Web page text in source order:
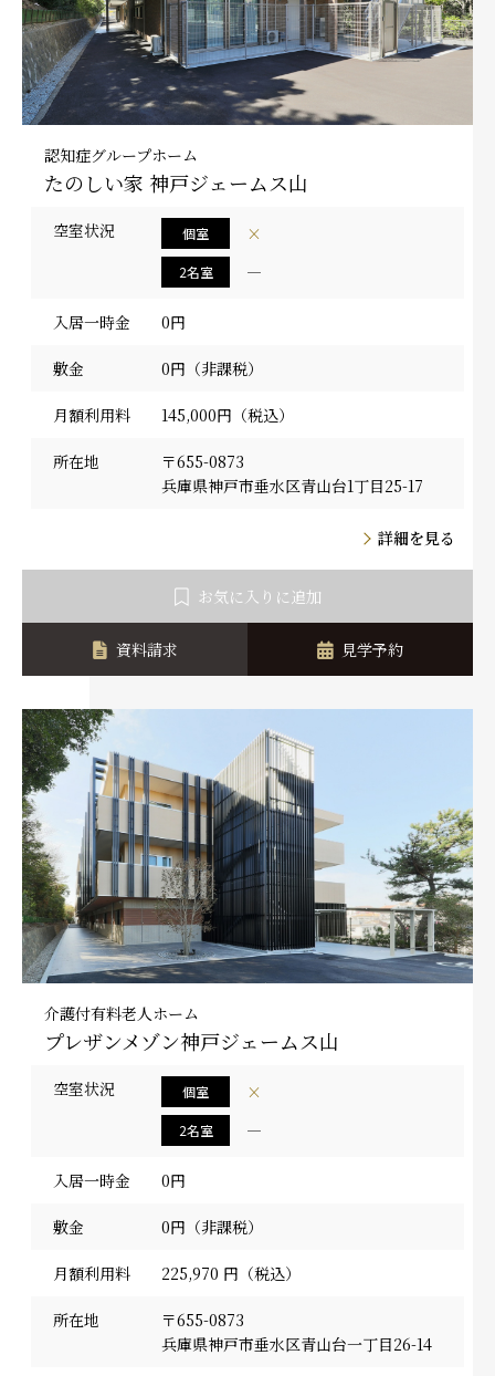
認知症グループホーム
たのしい家 神戸ジェームス山
空室状況 個室 ×
2名室 ―
入居一時金 0円
敷金 0円（非課税）
月額利用料 145,000円（税込）
所在地
〒655-0873
兵庫県神戸市垂水区青山台1丁目25-17
詳細を見る
お気に入りに追加
資料請求 見学予約
介護付有料老人ホーム
プレザンメゾン神戸ジェームス山
空室状況 個室 ×
2名室 ―
入居一時金 0円
敷金 0円（非課税）
月額利用料 225,970 円（税込）
所在地
〒655-0873
兵庫県神戸市垂水区青山台一丁目26-14